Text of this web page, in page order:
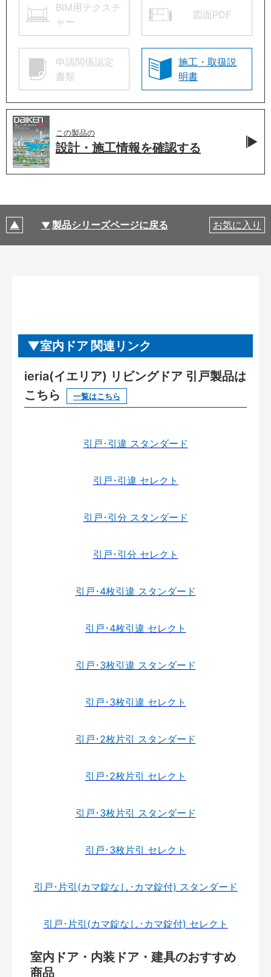
BIM用テクスチ
ャー
図面PDF
申請関係認定
書類
施工・取扱説
明書
この製品の
設計・施工情報を確認する
製品シリーズページに戻る お気に入り
室内ドア 関連リンク
ieria(イエリア) リビングドア 引戸製品は
こちら
一覧はこちら
引戸･引違 スタンダード
引戸･引違 セレクト
引戸･引分 スタンダード
引戸･引分 セレクト
引戸･4枚引違 スタンダード
引戸･4枚引違 セレクト
引戸･3枚引違 スタンダード
引戸･3枚引違 セレクト
引戸･2枚片引 スタンダード
引戸･2枚片引 セレクト
引戸･3枚片引 スタンダード
引戸･3枚片引 セレクト
引戸･片引(カマ錠なし･カマ錠付) スタンダード
引戸･片引(カマ錠なし･カマ錠付) セレクト
室内ドア・内装ドア・建具のおすすめ
商品